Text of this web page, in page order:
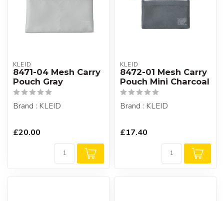
KLEID
8471-04 Mesh Carry
Pouch Gray
Brand : KLEID
£20.00
KLEID
8472-01 Mesh Carry
Pouch Mini Charcoal
Brand : KLEID
£17.40